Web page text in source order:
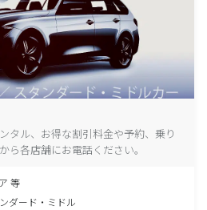
タル、お得な割引料金や予約、乗り
ら各店舗にお電話ください。
等
ダード・ミドル